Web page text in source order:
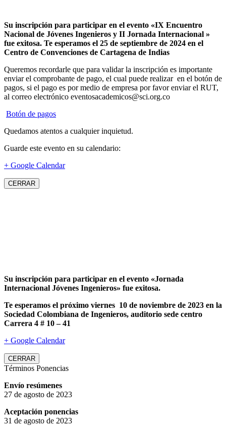
Su inscripción para participar en el evento «IX Encuentro
Nacional de Jóvenes Ingenieros y II Jornada Internacional »
fue exitosa. Te esperamos el 25 de septiembre de 2024 en el
Centro de Convenciones de Cartagena de Indias
Queremos recordarle que para validar la inscripción es importante
enviar el comprobante de pago, el cual puede realizar en el botón de
pagos, si el pago es por medio de empresa por favor enviar el RUT,
al correo electrónico eventosacademicos@sci.org.co
Botón de pagos
Quedamos atentos a cualquier inquietud.
Guarde este evento en su calendario:
+ Google Calendar
CERRAR
Su inscripción para participar en el evento «Jornada
Internacional Jóvenes Ingenieros» fue exitosa.
Te esperamos el próximo viernes 10 de noviembre de 2023 en la
Sociedad Colombiana de Ingenieros, auditorio sede centro
Carrera 4 # 10 – 41
+ Google Calendar
CERRAR
Términos Ponencias
Envío resúmenes
27 de agosto de 2023
Aceptación ponencias
31 de agosto de 2023